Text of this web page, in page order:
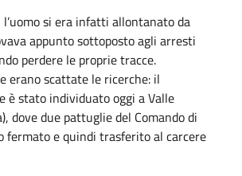
si era infatti allontanato da
appunto sottoposto agli arresti
perdere le proprie tracce.
erano scattate le ricerche: il
è stato individuato oggi a Valle
dove due pattuglie del Comando di
fermato e quindi trasferito al carcere